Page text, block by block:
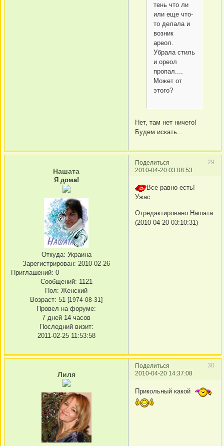
тень что ли
или еще что-
то делала и
возник
ареол.
Убрала стиль
и ореол
пропал....
Может от
этого?
Нет, там нет ничего!
Будем искать...
Поделиться
29
2010-04-20 03:08:53
Нашата
Я дома!
Откуда: Украина
Зарегистрирован: 2010-02-26
Приглашений: 0
Сообщений: 1121
Пол: Женский
Возраст: 51 [1974-08-31]
Провел на форуме:
7 дней 14 часов
Последний визит:
2011-02-25 11:53:58
Все равно есть!
Ужас.
Отредактировано Нашата
(2010-04-20 03:10:31)
Поделиться
30
2010-04-20 14:37:08
Лиля
Прикольный какой